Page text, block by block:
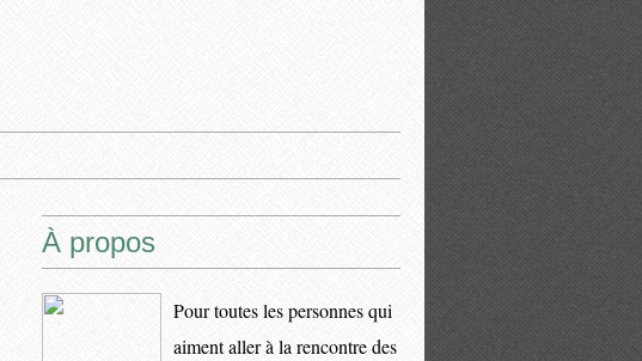
À propos
Pour toutes les personnes qui
aiment aller à la rencontre des